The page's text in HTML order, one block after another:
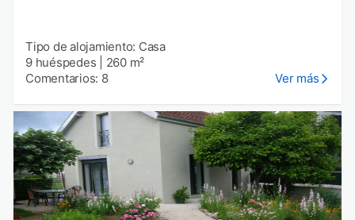
Tipo de alojamiento: Casa
9 huéspedes
260 m²
Comentarios: 8
Ver más